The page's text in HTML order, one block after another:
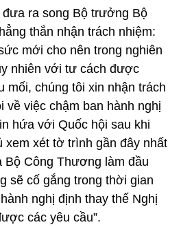
ra song Bộ trưởng Bộ
thắn nhận trách nhiệm:
mới cho nên trong nghiên
nhiên với tư cách được
mối, chúng tôi xin nhận trách
về việc chậm ban hành nghị
hứa với Quốc hội sau khi
xem xét tờ trình gần đây nhất
Bộ Công Thương làm đầu
sẽ cố gắng trong thời gian
nghị định thay thế Nghị
các yêu cầu”.